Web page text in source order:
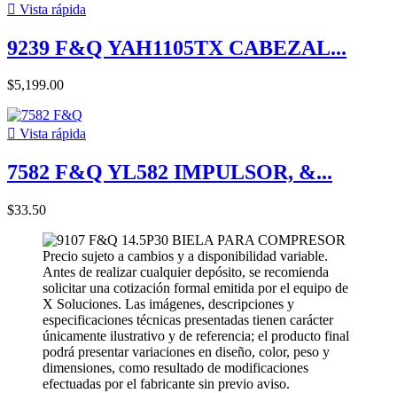
 Vista rápida
9239 F&Q YAH1105TX CABEZAL...
$5,199.00
 Vista rápida
7582 F&Q YL582 IMPULSOR, &...
$33.50
Precio sujeto a cambios y a disponibilidad variable.
Antes de realizar cualquier depósito, se recomienda
solicitar una cotización formal emitida por el equipo de
X Soluciones. Las imágenes, descripciones y
especificaciones técnicas presentadas tienen carácter
únicamente ilustrativo y de referencia; el producto final
podrá presentar variaciones en diseño, color, peso y
dimensiones, como resultado de modificaciones
efectuadas por el fabricante sin previo aviso.